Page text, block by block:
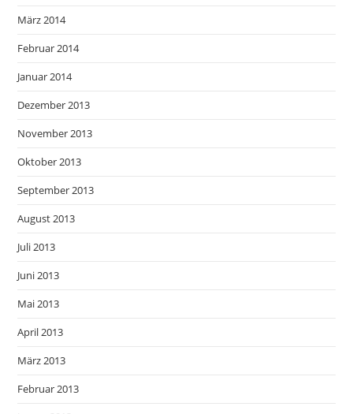
März 2014
Februar 2014
Januar 2014
Dezember 2013
November 2013
Oktober 2013
September 2013
August 2013
Juli 2013
Juni 2013
Mai 2013
April 2013
März 2013
Februar 2013